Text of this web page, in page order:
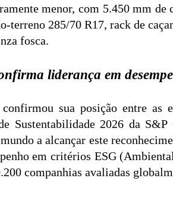
menor, com 5.450 mm
terreno 285/70 R17, rack de
fosca.
liderança em
sua posição entre as
Sustentabilidade 2026 da
a alcançar este
em critérios ESG
companhias avaliadas